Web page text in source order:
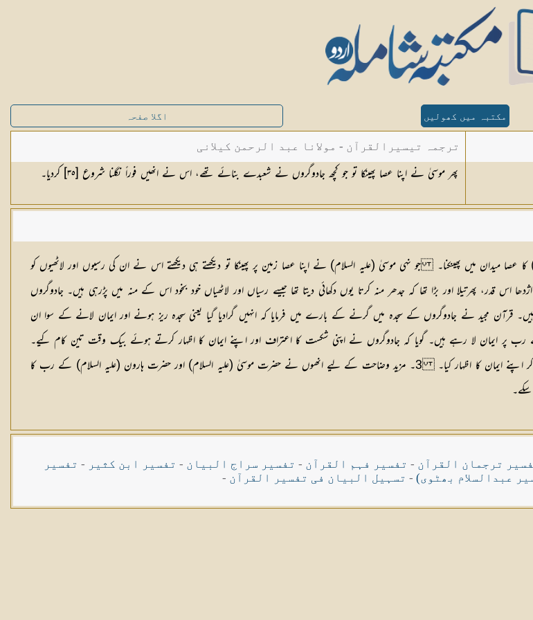
مکتبہ میں کھولیں اگلا صفحہ
ترجمہ تیسیرالقرآن - مولانا عبد الرحمن کیلانی
پھر موسیٰ نے اپنا عصا پھینکا تو جو کچھ جادوگروں نے شعبدے بنائے تھے، اس نے انھیں فوراً نگلنا شروع [٣٥] کردیا۔
میدان میں پھینکنا۔ جو نہی موسیٰ (علیہ السلام) نے اپنا عصا زمین پر پھینکا تو دیکھتے ہی دیکھتے اس نے ان کی رسیوں اور لاٹھیوں کو
قدر، پھرتیلا اور بڑا تھا کہ جدھر منہ کرتا یوں دکھائی دیتا تھا جیسے رسیاں اور لاٹھیاں خود بخود اس کے منہ میں پڑرہی ہیں۔ جادوگروں
قرآن مجید نے جادوگروں کے سجدہ میں گرنے کے بارے میں فرمایا کہ انہیں گرادیا گیا یعنی سجدہ ریز ہونے اور ایمان لانے کے سوا ان
پر ایمان لا رہے ہیں۔ گویا کہ جادوگروں نے اپنی شکست کا اعتراف اور اپنے ایمان کا اظہار کرتے ہوئے بیک وقت تین کام کیے۔
1۔ انھوں نے اللہ تعالیٰ کے حضور سجدہ کیا۔ 2۔ انھوں نے فرعون کی بجائے رب العالمین کہہ کر اپنے ایمان کا اظہار کیا۔ 3۔ مزید وضاحت کے لیے انھوں نے حضرت موسیٰ (علیہ السلام) اور حضرت ہارون (علیہ السلام) کے رب کا
ترجمان القرآن - تفسیر فہم القرآن - تفسیر سراج البیان - تفسیر ابن کثیر - تفسیر
عبدالسلام بھٹوی) - تسہیل البیان فی تفسیر القرآن -